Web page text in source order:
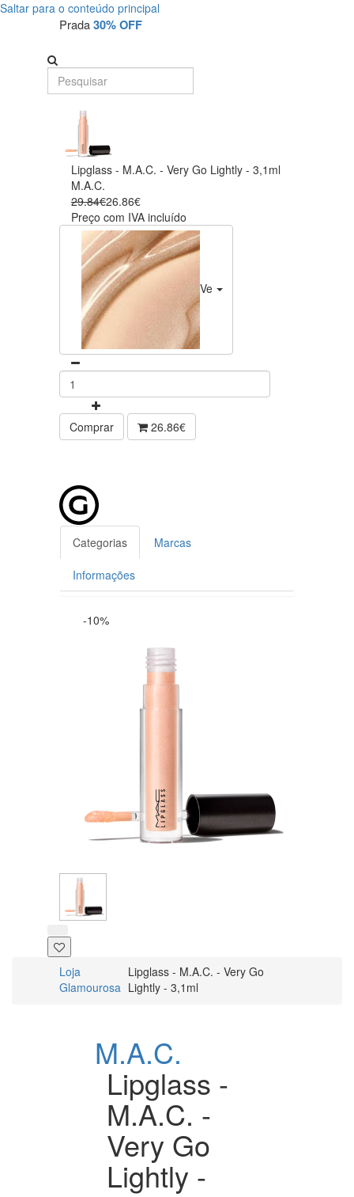
Saltar para o conteúdo principal
Prada30% OFF
Lipglass - M.A.C. - Very Go Lightly - 3,1ml
M.A.C.
29.84€26.86€
Preço com IVA incluído
Very Go Lightly
Comprar 26.86€
Categorias Marcas
Informações
-10%
Loja
Glamourosa
Lipglass - M.A.C. - Very Go
Lightly - 3,1ml
M.A.C.
Lipglass -
M.A.C. -
Very Go
Lightly -